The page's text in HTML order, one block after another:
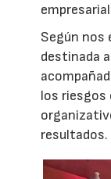
Según nos
destinada
los
resultados.